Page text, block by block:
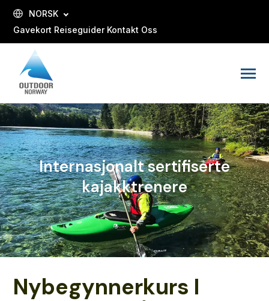
CONTENT
Gavekort Reiseguider Kontakt Oss
NORSK
Toggle
Internasjonalt sertifiserte
kajakktrenere
Nybegynnerkurs I